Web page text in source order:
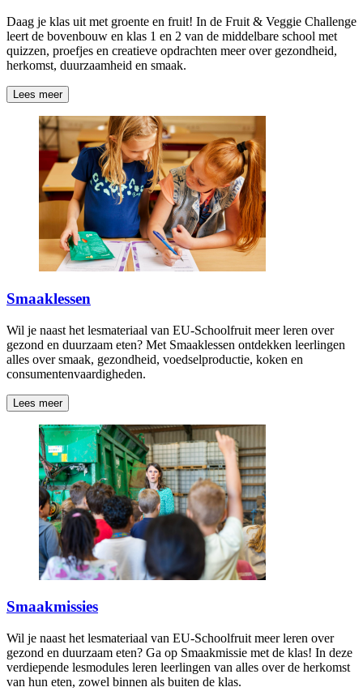
Daag je klas uit met groente en fruit! In de Fruit & Veggie Challenge
leert de bovenbouw en klas 1 en 2 van de middelbare school met
quizzen, proefjes en creatieve opdrachten meer over gezondheid,
herkomst, duurzaamheid en smaak.
Lees meer
Smaaklessen
Wil je naast het lesmateriaal van EU-Schoolfruit meer leren over
gezond en duurzaam eten? Met Smaaklessen ontdekken leerlingen
alles over smaak, gezondheid, voedselproductie, koken en
consumentenvaardigheden.
Lees meer
Smaakmissies
Wil je naast het lesmateriaal van EU-Schoolfruit meer leren over
gezond en duurzaam eten? Ga op Smaakmissie met de klas! In deze
verdiepende lesmodules leren leerlingen van alles over de herkomst
van hun eten, zowel binnen als buiten de klas.